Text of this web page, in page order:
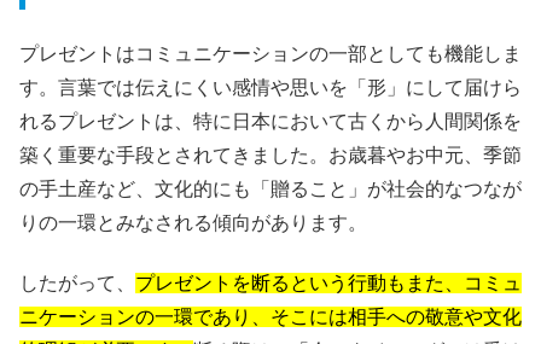
プレゼントはコミュニケーションの一部としても機能しま
す。言葉では伝えにくい感情や思いを「形」にして届けら
れるプレゼントは、特に日本において古くから人間関係を
築く重要な手段とされてきました。お歳暮やお中元、季節
の手土産など、文化的にも「贈ること」が社会的なつなが
りの一環とみなされる傾向があります。
したがって、 プレゼントを断るという行動もまた、コミュ
ニケーションの一環であり、そこには相手への敬意や文化